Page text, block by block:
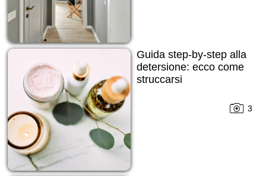
Guida step-by-step alla
detersione: ecco come
struccarsi
3